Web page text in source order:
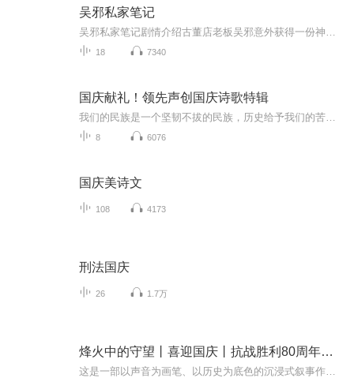
吴邪私家笔记
18 7340
国庆献礼！领先声创国庆诗歌特辑
8 6076
国庆美诗文
108 4173
刑法国庆
26 1.7万
烽火中的守望丨喜迎国庆丨抗战胜利80周年丨广播剧